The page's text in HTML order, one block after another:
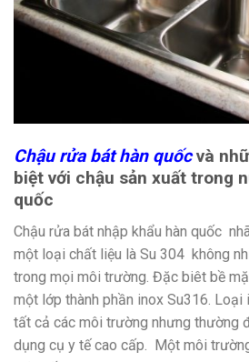
Chậu rửa bát hàn quốcvà
biệt với chậu sản xuất trong
quốc
Chậu rửa bát nhập khẩu hàn quốc
một loại chất liệu là Su 304 không
trong mọi môi trường. Đặc biêt bề
một lớp thành phần inox Su316.
tất cả các môi trường nhưng thường
dụng cụ y tế cao cấp. Một môi